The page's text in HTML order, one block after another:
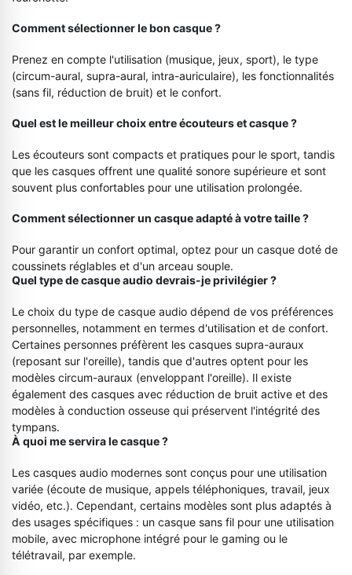
Comment sélectionner le bon casque ?
Prenez en compte l'utilisation (musique, jeux, sport), le type
(circum-aural, supra-aural, intra-auriculaire), les fonctionnalités
(sans fil, réduction de bruit) et le confort.
Quel est le meilleur choix entre écouteurs et casque ?
Les écouteurs sont compacts et pratiques pour le sport, tandis
que les casques offrent une qualité sonore supérieure et sont
souvent plus confortables pour une utilisation prolongée.
Comment sélectionner un casque adapté à votre taille ?
Pour garantir un confort optimal, optez pour un casque doté de
coussinets réglables et d'un arceau souple.
Quel type de casque audio devrais-je privilégier ?
Le choix du type de casque audio dépend de vos préférences
personnelles, notamment en termes d'utilisation et de confort.
Certaines personnes préfèrent les casques supra-auraux
(reposant sur l'oreille), tandis que d'autres optent pour les
modèles circum-auraux (enveloppant l'oreille). Il existe
également des casques avec réduction de bruit active et des
modèles à conduction osseuse qui préservent l'intégrité des
tympans.
À quoi me servira le casque ?
Les casques audio modernes sont conçus pour une utilisation
variée (écoute de musique, appels téléphoniques, travail, jeux
vidéo, etc.). Cependant, certains modèles sont plus adaptés à
des usages spécifiques : un casque sans fil pour une utilisation
mobile, avec microphone intégré pour le gaming ou le
télétravail, par exemple.